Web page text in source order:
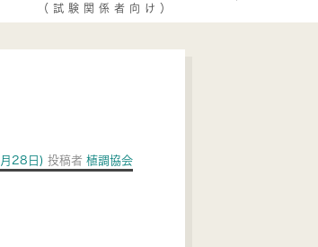
（試験関係者向け）
28日) 投稿者 植調協会